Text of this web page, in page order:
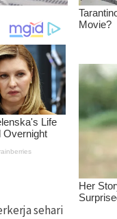
sehari